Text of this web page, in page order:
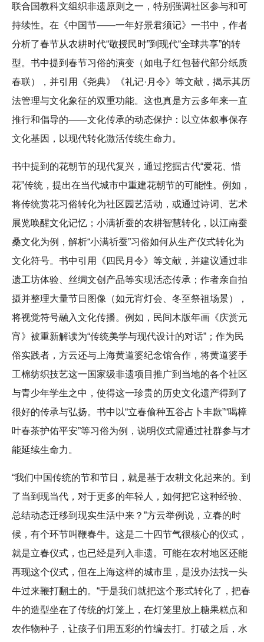
联合国教科文组织非遗原则之一，特别强调社区参与和可
持续性。在《中国节——一年好景君须记》一书中，作者
分析了春节从农耕时代“敬授民时”到现代“全球共享”的转
型。书中提到春节习俗的演变（如电子红包替代部分纸质
春联），并引用《尧典》《礼记·月令》等文献，揭示其历
法管理与文化象征的双重功能。这也真是方云多年来一直
推行和倡导的——文化传承的动态保护：以立体叙事保存
文化基因，以现代转化激活传统生命力。
书中提到的花朝节的现代复兴，通过挖掘古代“爱花、惜
花”传统，提出在当代城市中重建花朝节的可能性。例如，
将传统赏花习俗转化为社区园艺活动，或通过诗词、艺术
展览唤醒文化记忆；小满祈蚕的农耕智慧转化，以江南蚕
桑文化为例，解析“小满祈蚕”习俗如何从生产仪式转化为
文化符号。书中引用《四民月令》等文献，并建议通过非
遗工坊体验、丝绸文创产品等实现活态传承；作者亲自拍
摄并整理大量节日图像（如元宵灯会、冬至祭祖场景），
将视觉符号融入文化传播。例如，民间木版年画《庆赏元
宵》被重新解读为“传统美学与现代设计的对话”；作为民
俗实践者，方云还与上海黄道婆纪念馆合作，将黄道婆手
工棉纺织技艺这一国家级非遗项目推广到当地的各个社区
与青少年学生之中，使得这一珍贵的历史文化遗产得到了
很好的传承与弘扬。书中以“立春偷种五谷占卜丰歉”“喝樟
叶春茶护佑平安”等习俗为例，说明仪式需通过社群参与才
能延续生命力。
“我们中国传统的节和节日，就是基于农耕文化起来的。到
了当到现当代，对于更多的年轻人，如何把它这种经验、
总结动态迁移到现实生活中来？”方云举例说，立春的时
候，有个环节叫鞭春牛。这是二十四节气很核心的仪式，
就是立春仪式，也已经是列入非遗。可能在农村地区还能
再现这个仪式，但在上海这样的城市里，是没办法找一头
牛过来鞭打翻土的。“于是我们就把这个形式转化了，把春
牛的造型坐在了传统的灯笼上，在灯笼里放上糖果糕点和
农作物种子，让孩子们用五彩的竹编去打。打破之后，水